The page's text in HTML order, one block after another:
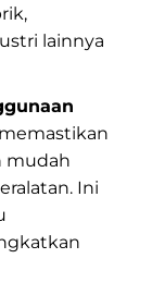
lainnya
mudah
Ini